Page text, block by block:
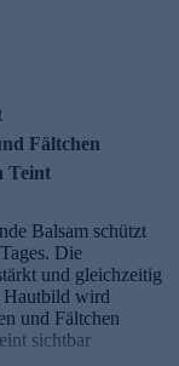
Hautgefühl
reduzieren
reduziert
jetzt bequem
Fältchen
Teint
Balsam schützt
Die
und gleichzeitig
Hautbild wird
und Fältchen
sichtbar